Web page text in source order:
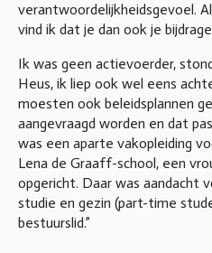
verantwoordelijkheidsgevoel.
vind ik dat je dan ook je
Ik was geen actievoerder,
Heus, ik liep ook wel eens
moesten ook beleidsplannen
aangevraagd worden en dat
was een aparte vakopleiding
Lena de Graaff-school, een
opgericht. Daar was aandacht
studie en gezin (part-time
bestuurslid.”